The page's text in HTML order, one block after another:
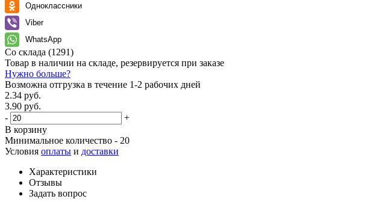
Одноклассники
Viber
WhatsApp
Со склада (1291)
Товар в наличии на складе, резервируется при заказе
Нужно больше?
Возможна отгрузка в течение 1-2 рабочих дней
2.34 руб.
3.90 руб.
-
+
В корзину
Минимальное количество - 20
Условия оплаты и доставки
Характеристики
Отзывы
Задать вопрос